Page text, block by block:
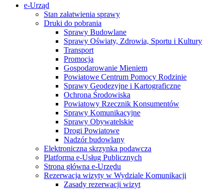
e-Urząd
Stan załatwienia sprawy
Druki do pobrania
Sprawy Budowlane
Sprawy Oświaty, Zdrowia, Sportu i Kultury
Transport
Promocja
Gospodarowanie Mieniem
Powiatowe Centrum Pomocy Rodzinie
Sprawy Geodezyjne i Kartograficzne
Ochrona Środowiska
Powiatowy Rzecznik Konsumentów
Sprawy Komunikacyjne
Sprawy Obywatelskie
Drogi Powiatowe
Nadzór budowlany
Elektroniczna skrzynka podawcza
Platforma e-Usług Publicznych
Strona główna e-Urzędu
Rezerwacja wizyty w Wydziale Komunikacji
Zasady rezerwacji wizyt